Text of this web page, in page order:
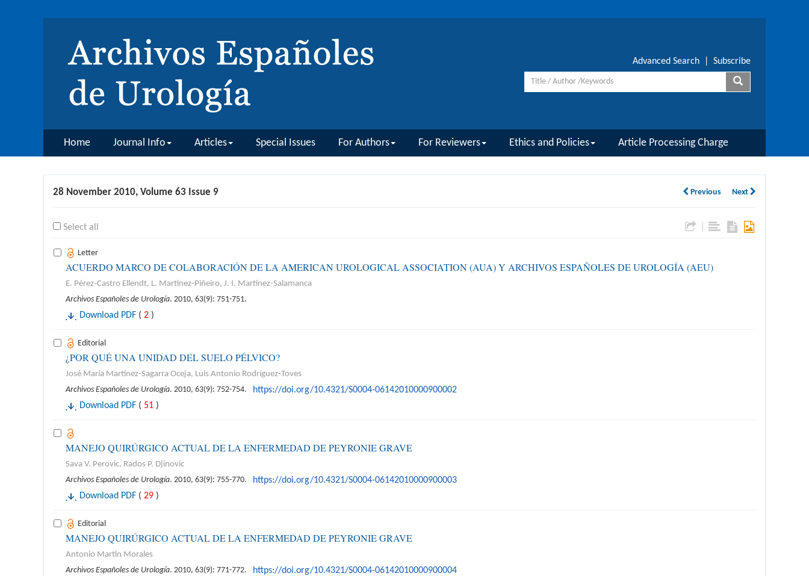
Advanced Search Subscribe
Home Journal Info Articles Special Issues For Authors For Reviewers Ethics and Policies Article Processing Charge
28 November 2010, Volume 63 Issue 9 Previous Next
Select all
Letter
ACUERDO MARCO DE COLABORACIÓN DE LA AMERICAN UROLOGICAL ASSOCIATION (AUA) Y ARCHIVOS ESPAÑOLES DE UROLOGÍA (AEU)
E. Pérez-Castro Ellendt, L. Martínez-Piñeiro, J. I. Martínez-Salamanca
Archivos Españoles de Urología. 2010, 63(9): 751-751.
Download PDF ( 2 )
Editorial
¿POR QUÉ UNA UNIDAD DEL SUELO PÉLVICO?
José María Martínez-Sagarra Oceja, Luis Antonio Rodríguez-Toves
Archivos Españoles de Urología. 2010, 63(9): 752-754.
https://doi.org/10.4321/S0004-06142010000900002
Download PDF ( 51 )
MANEJO QUIRÚRGICO ACTUAL DE LA ENFERMEDAD DE PEYRONIE GRAVE
Sava V. Perovic, Rados P. Djinovic
Archivos Españoles de Urología. 2010, 63(9): 755-770.
https://doi.org/10.4321/S0004-06142010000900003
Download PDF ( 29 )
Editorial
MANEJO QUIRÚRGICO ACTUAL DE LA ENFERMEDAD DE PEYRONIE GRAVE
Antonio Martín Morales
Archivos Españoles de Urología. 2010, 63(9): 771-772.
https://doi.org/10.4321/S0004-06142010000900004